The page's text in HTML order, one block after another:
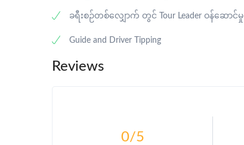
ခရီးစဉ်တစ်လျှောက် တွင် Tour Leader ဝန်ဆောင်မှု
Guide and Driver Tipping
Reviews
0/5